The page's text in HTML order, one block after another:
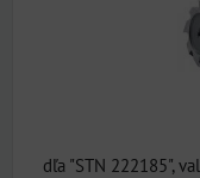
dľa "STN 222185",